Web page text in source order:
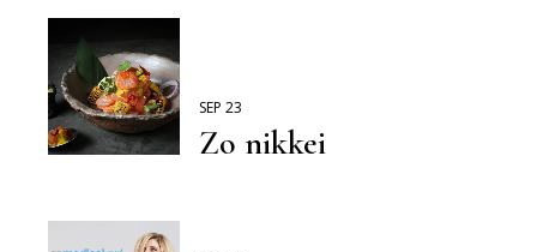
SEP 23
Zo nikkei